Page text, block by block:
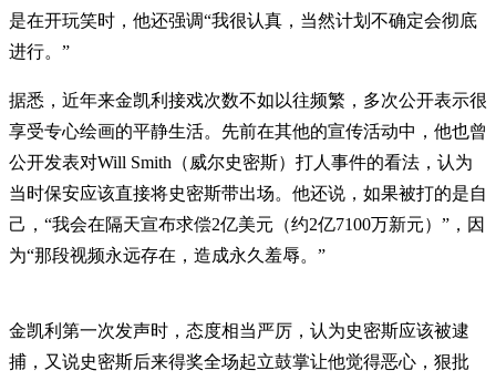
是在开玩笑时，他还强调“我很认真，当然计划不确定会彻底
进行。”
据悉，近年来金凯利接戏次数不如以往频繁，多次公开表示很
享受专心绘画的平静生活。先前在其他的宣传活动中，他也曾
公开发表对Will Smith（威尔史密斯）打人事件的看法，认为
当时保安应该直接将史密斯带出场。他还说，如果被打的是自
己，“我会在隔天宣布求偿2亿美元（约2亿7100万新元）”，因
为“那段视频永远存在，造成永久羞辱。”
金凯利第一次发声时，态度相当严厉，认为史密斯应该被逮
捕，又说史密斯后来得奖全场起立鼓掌让他觉得恶心，狠批